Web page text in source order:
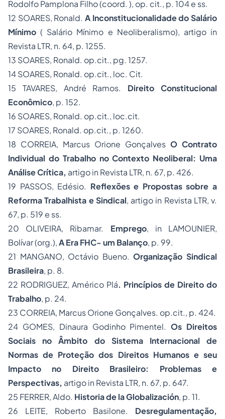
Rodolfo Pamplona Filho (coord. ), op. cit., p. 104 e ss.
12 SOARES, Ronald. A Inconstitucionalidade do Salário
Mínimo ( Salário Mínimo e Neoliberalismo), artigo in
Revista LTR, n. 64, p. 1255.
13 SOARES, Ronald. op.cit., pg. 1257.
14SOARES, Ronald. op.cit., loc. Cit.
15 TAVARES, André Ramos. Direito Constitucional
Econômico, p. 152.
16 SOARES, Ronald. op.cit., loc.cit.
17 SOARES, Ronald. op.cit., p. 1260.
18 CORREIA, Marcus Orione Gonçalves O Contrato
Individual do Trabalho no Contexto Neoliberal: Uma
Análise Crítica, artigo in Revista LTR, n. 67, p. 426.
19 PASSOS, Edésio. Reflexões e Propostas sobre a
Reforma Trabalhista e Sindical, artigo in Revista LTR, v.
67, p. 519 e ss.
20 OLIVEIRA, Ribamar. Emprego, in LAMOUNIER,
Bolívar (org.),A Era FHC- um Balanço, p. 99.
21 MANGANO, Octávio Bueno.Organização Sindical
Brasileira, p. 8.
22 RODRIGUEZ, Américo Plá. Princípios de Direito do
Trabalho, p. 24.
23 CORREIA, Marcus Orione Gonçalves. op.cit., p. 424.
24 GOMES, Dinaura Godinho Pimentel.Os Direitos
Sociais no Âmbito do Sistema Internacional de
Normas de Proteção dos Direitos Humanose seu
Impacto no Direito Brasileiro: Problemas e
Perspectivas, artigo in Revista LTR, n. 67, p. 647.
25 FERRER, Aldo. Historia de la Globalización, p. 11.
26 LEITE, Roberto Basilone. Desregulamentação,